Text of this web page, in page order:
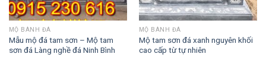
MỘ BÀNH ĐÁ
Mẫu mộ đá tam sơn – Mộ tam
sơn đá Làng nghề đá Ninh Bình
MỘ BÀNH ĐÁ
Mộ tam sơn đá xanh nguyên khối
cao cấp từ tự nhiên